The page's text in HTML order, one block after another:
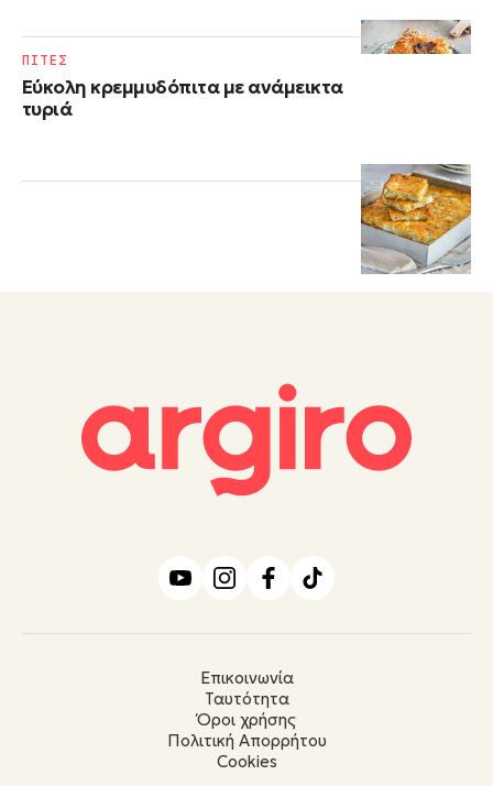
Εύκολη κρεμμυδόπιτα με ανάμεικτα
τυριά
ΠΙΤΕΣ
Επικοινωνία
Ταυτότητα
Όροι χρήσης
Πολιτική Απορρήτου
Cookies